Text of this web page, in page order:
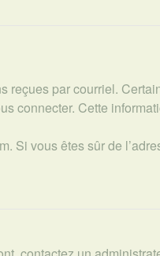
reçues par courriel.
connecter. Cette
Si vous êtes sûr de